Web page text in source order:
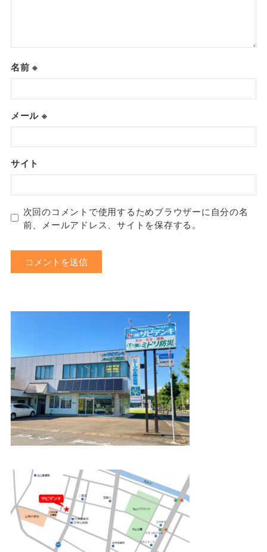
名前※
メール ※
サイト
次回のコメントで使用するためブラウザーに自分の名
前、メールアドレス、サイトを保存する。